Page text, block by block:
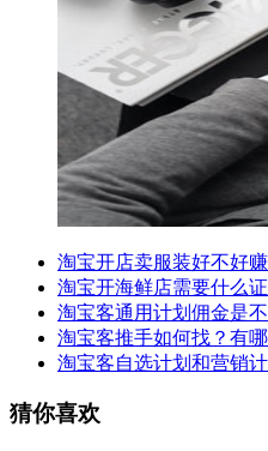
淘宝开店卖服装好不好
淘宝开海鲜店需要什么
淘宝客通用计划佣金是
淘宝客推手如何找？有
淘宝客自选计划和营销
猜你喜欢